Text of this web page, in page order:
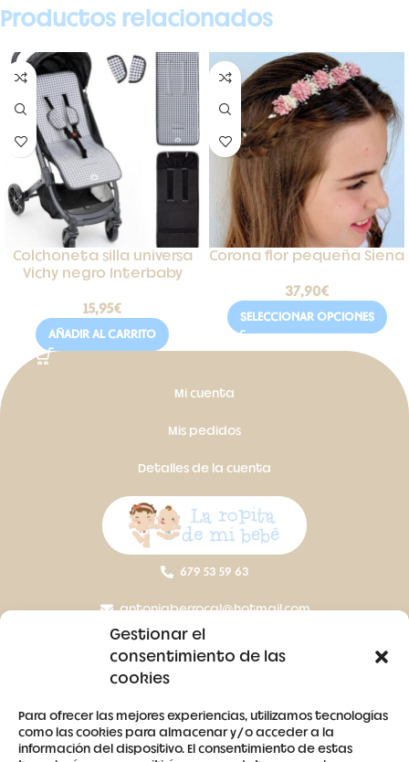
Gestionar el
consentimiento de las
cookies
Para ofrecer las mejores experiencias, utilizamos tecnologías
como las cookies para almacenar y/o acceder a la
información del dispositivo. El consentimiento de estas
Productos relacionados
Colchoneta silla universa
Vichy negro Interbaby
15,95€
AÑADIR AL CARRITO
Corona flor pequeña Siena
37,90€
SELECCIONAR OPCIONES
Mi cuenta
Mis pedidos
Detalles de la cuenta
679 53 59 63
antoniaberrocal@hotmail.com